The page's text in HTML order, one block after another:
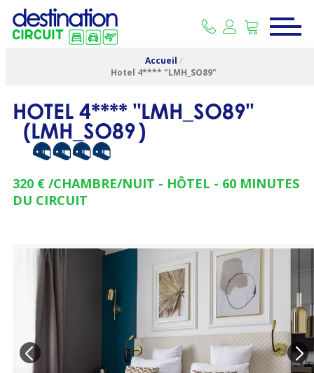
Accueil /
Hotel 4**** "LMH_SO89"
HOTEL 4**** "LMH_SO89"
(LMH_SO89)
320 € /CHAMBRE/NUIT HÔTEL 60 MINUTES
DU CIRCUIT